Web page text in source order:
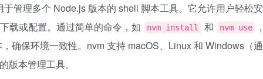
管理多个 Node.js 版本的 shell 脚本工具。它允许用户轻松安
载或配置。通过简单的命令，如
nvm install 和 nvm use
确保环境一致性。nvm 支持 macOS、Linux 和 Windows（通
版本管理工具。